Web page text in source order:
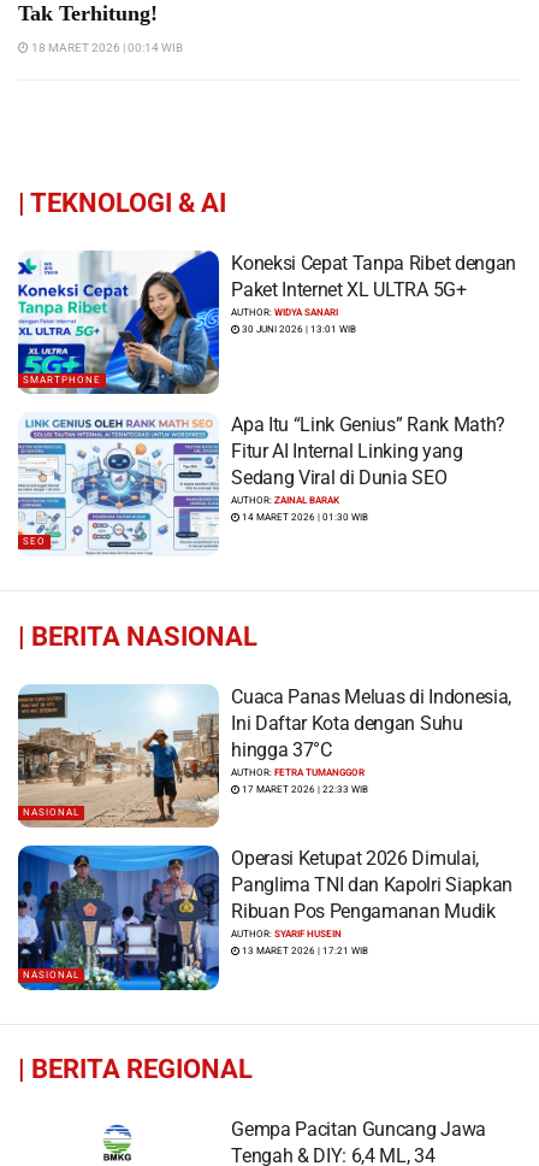
Tak Terhitung!
18 MARET 2026 | 00:14 WIB
| TEKNOLOGI & AI
SMARTPHONE
Koneksi Cepat Tanpa Ribet dengan
Paket Internet XL ULTRA 5G+
AUTHOR:WIDYA SANARI
30 JUNI 2026 | 13:01 WIB
SEO
Apa Itu “Link Genius” Rank Math?
Fitur AI Internal Linking yang
Sedang Viral di Dunia SEO
AUTHOR:ZAINAL BARAK
14 MARET 2026 | 01:30 WIB
| BERITA NASIONAL
NASIONAL
Cuaca Panas Meluas di Indonesia,
Ini Daftar Kota dengan Suhu
hingga 37°C
AUTHOR:FETRA TUMANGGOR
17 MARET 2026 | 22:33 WIB
NASIONAL
Operasi Ketupat 2026 Dimulai,
Panglima TNI dan Kapolri Siapkan
Ribuan Pos Pengamanan Mudik
AUTHOR:SYARIF HUSEIN
13 MARET 2026 | 17:21 WIB
BERITA REGIONAL
Gempa Pacitan Guncang Jawa
Tengah & DIY: 6,4 ML, 34